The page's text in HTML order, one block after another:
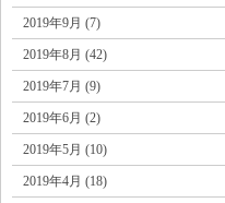
2019年9月 (7)
2019年8月 (42)
2019年7月 (9)
2019年6月 (2)
2019年5月 (10)
2019年4月 (18)